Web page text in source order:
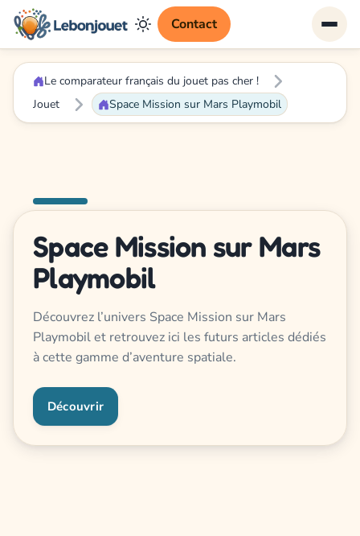
Contact
Le comparateur français du jouet pas cher !
Jouet
Space Mission sur Mars Playmobil
Space Mission sur Mars
Playmobil
Découvrez l’univers Space Mission sur Mars
Playmobil et retrouvez ici les futurs articles dédiés
à cette gamme d’aventure spatiale.
Découvrir